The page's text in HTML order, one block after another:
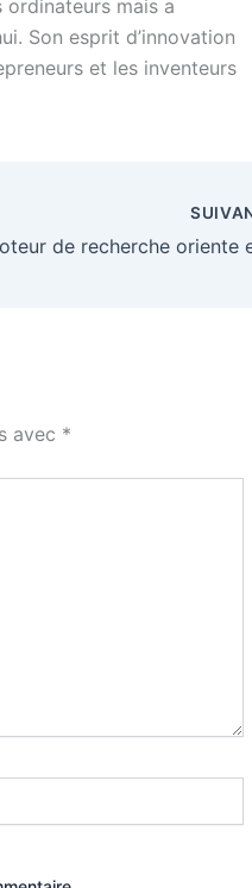
mais a
Son esprit d’innovation
et les inventeurs
avec *